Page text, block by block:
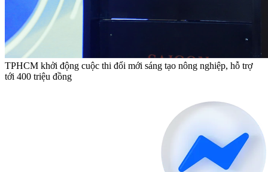
TPHCM khởi động cuộc thi đổi mới sáng tạo nông nghiệp, hỗ trợ
tới 400 triệu đồng